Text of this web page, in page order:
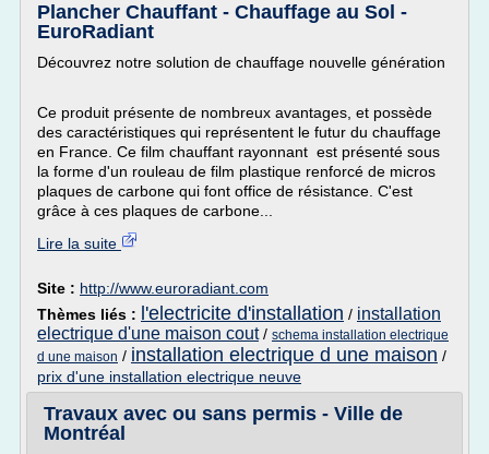
Plancher Chauffant - Chauffage au Sol -
EuroRadiant
Découvrez notre solution de chauffage nouvelle génération
Ce produit présente de nombreux avantages, et possède
des caractéristiques qui représentent le futur du chauffage
en France. Ce film chauffant rayonnant est présenté sous
la forme d'un rouleau de film plastique renforcé de micros
plaques de carbone qui font office de résistance. C'est
grâce à ces plaques de carbone...
Lire la suite
Site : http://www.euroradiant.com
Thèmes liés :
l'electricite d'installation / installation
electrique d'une maison cout/ schema installation electrique
d une maison / installation electrique d une maison /
prix d'une installation electrique neuve
Travaux avec ou sans permis - Ville de
Montréal